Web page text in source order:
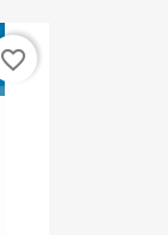
favorite_border